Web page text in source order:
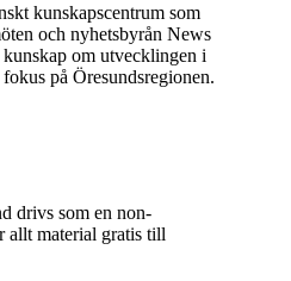
kunskapscentrum som
och nyhetsbyrån News
om utvecklingen i
på Öresundsregionen.
drivs som en non-
allt material gratis till